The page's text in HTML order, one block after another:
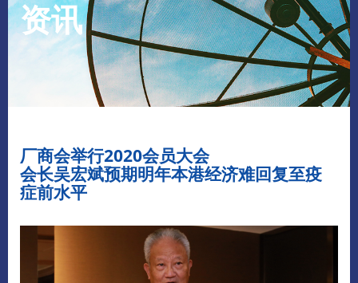
资讯
厂商会举行2020会员大会
会长吴宏斌预期明年本港经济难回复至疫
症前水平